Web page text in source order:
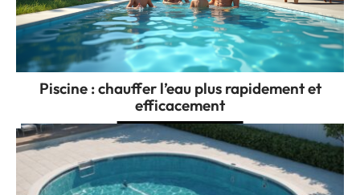
Piscine : chauffer l’eau plus rapidement et
efficacement